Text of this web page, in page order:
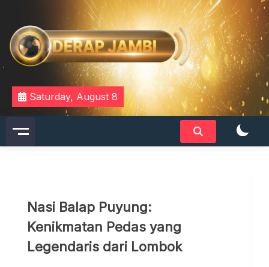
content
DERAPJAMBI
Saturday, August 8
Nasi Balap Puyung:
Kenikmatan Pedas yang
Legendaris dari Lombok